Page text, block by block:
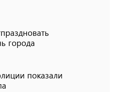
города
показали